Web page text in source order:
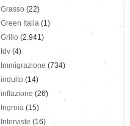
Grasso (22)
Green Italia (1)
Grillo (2.941)
Idv (4)
Immigrazione (734)
indulto (14)
inflazione (26)
Ingroia (15)
Interviste (16)